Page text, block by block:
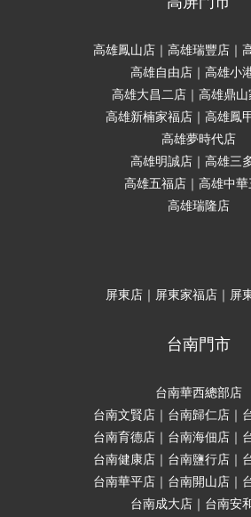
高雄鳳山店｜高雄瑞豐店｜
高雄自由店｜高雄小
高雄大昌二店｜高雄鼎
高雄新楠家福店｜高雄鳳
高雄夢時代店
高雄明誠店｜高雄三
高雄五福店｜高雄中
高雄瑞隆店
屏東店｜屏東家福店｜屏
台南門市
台南華西總部店
台南文賢店｜台南歸仁店｜
台南育德店｜台南海佃店｜
台南健康店｜台南鹽行店｜
台南華平店｜台南開山店｜
台南成大店｜台南安